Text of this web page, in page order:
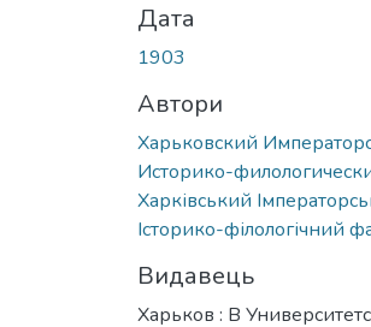
Дата
1903
Автори
Харьковский
Историко-
Харківський
Історико-філологічний
Видавець
Харьков : В